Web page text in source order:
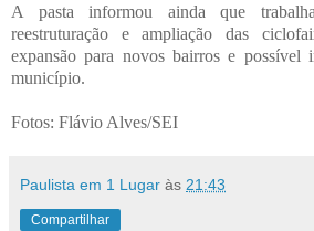
A pasta informou ainda que
reestruturação e ampliação das
expansão para novos bairros e possível
município.
Fotos: Flávio Alves/SEI
Paulista em 1 Lugar às 21:43
Compartilhar